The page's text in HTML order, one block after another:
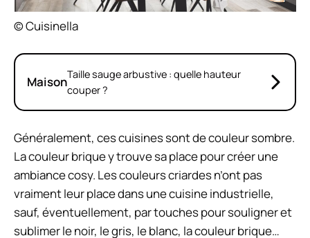
© Cuisinella
MaisonTaille sauge arbustive : quelle hauteur
couper ?
Généralement, ces cuisines sont de couleur sombre.
La couleur brique y trouve sa place pour créer une
ambiance cosy. Les couleurs criardes n’ont pas
vraiment leur place dans une cuisine industrielle,
sauf, éventuellement, par touches pour souligner et
sublimer le noir, le gris, le blanc, la couleur brique…